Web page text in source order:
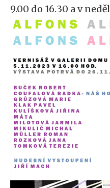
9.00 do 16.30 a v